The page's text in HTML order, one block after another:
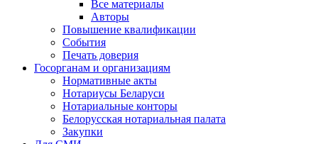
Все материалы
Авторы
Повышение квалификации
События
Печать доверия
Госорганам и организациям
Нормативные акты
Нотариусы Беларуси
Нотариальные конторы
Белорусская нотариальная палата
Закупки